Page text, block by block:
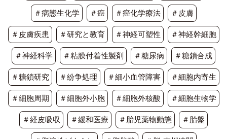
＃病態生化学 ＃癌 ＃癌化学療法 ＃皮膚
＃皮膚疾患 ＃研究と教育 ＃神経可塑性 ＃神経幹細胞
＃神経科学 ＃粘膜付着性製剤 ＃糖尿病 ＃糖鎖合成
＃糖鎖研究 ＃紛争処理 ＃細小血管障害 ＃細胞内寄生
＃細胞周期 ＃細胞外小胞 ＃細胞外核酸 ＃細胞生物学
＃経皮吸収 ＃緩和医療 ＃胎児薬物動態 ＃胎盤